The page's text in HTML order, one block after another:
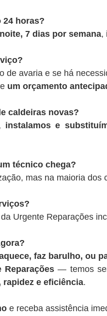
24 horas?
7 dias por semana,
de avaria e se há
um orçamento
caldeiras novas?
instalamos e
técnico chega?
mas na maioria dos
Urgente Reparações
faz barulho, ou
Reparações — temos
rapidez e eficiência.
e receba assistência